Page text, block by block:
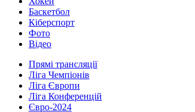
Баскетбол
Кіберспорт
Фото
Відео
Прямі трансляції
Ліга Чемпіонів
Ліга Європи
Ліга Конференцій
Євро-2024